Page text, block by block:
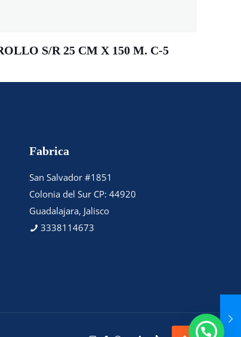
S/R 25 CM X 150 M. C-5
Fabrica
San Salvador #1851
Colonia del Sur CP: 44920
Guadalajara, Jalisco
3338114673